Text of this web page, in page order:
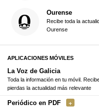
Ourense
Recibe toda la
Ourense
APLICACIONES MÓVILES
La Voz de Galicia
Toda la información en tu móvil.
pierdas la actualidad más relevante
Periódico en PDF